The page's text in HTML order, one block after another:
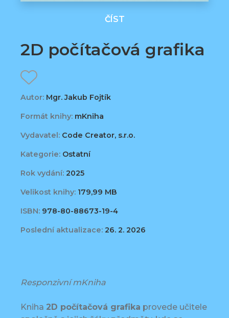
ČÍST
2D počítačová grafika
Autor: Mgr. Jakub Fojtík
Formát knihy: mKniha
Vydavatel: Code Creator, s.r.o.
Kategorie: Ostatní
Rok vydání: 2025
Velikost knihy: 179,99 MB
ISBN: 978-80-88673-19-4
Poslední aktualizace: 26. 2. 2026
Responzivní mKniha
Kniha 2D počítačová grafika provede učitele